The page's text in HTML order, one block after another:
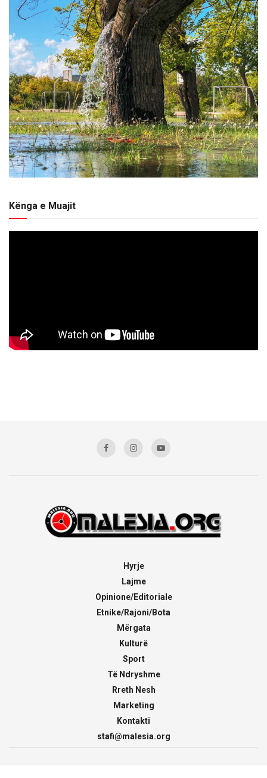
Kënga e Muajit
Hyrje
Lajme
Opinione/Editoriale
Etnike/Rajoni/Bota
Mërgata
Kulturë
Sport
Të Ndryshme
Rreth Nesh
Marketing
Kontakti
stafi@malesia.org